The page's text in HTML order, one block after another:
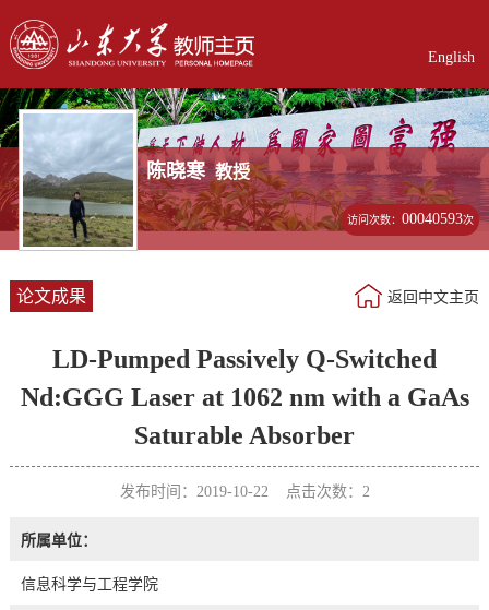
English
陈晓寒 教授
访问次数：00040593次
论文成果 返回中文主页
LD-Pumped Passively Q-Switched
Nd:GGG Laser at 1062 nm with a GaAs
Saturable Absorber
发布时间：2019-10-22 点击次数： 2
所属单位：
信息科学与工程学院